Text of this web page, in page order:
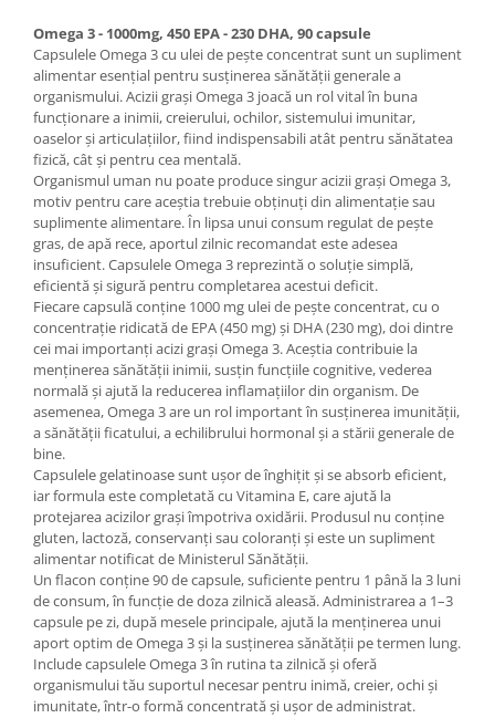
Omega 3 - 1000mg, 450 EPA - 230 DHA, 90 capsule
Capsulele Omega 3 cu ulei de pește concentrat sunt un supliment
alimentar esențial pentru susținerea sănătății generale a
organismului. Acizii grași Omega 3 joacă un rol vital în buna
funcționare a inimii, creierului, ochilor, sistemului imunitar,
oaselor și articulațiilor, fiind indispensabili atât pentru sănătatea
fizică, cât și pentru cea mentală.
Organismul uman nu poate produce singur acizii grași Omega 3,
motiv pentru care aceștia trebuie obținuți din alimentație sau
suplimente alimentare. În lipsa unui consum regulat de pește
gras, de apă rece, aportul zilnic recomandat este adesea
insuficient. Capsulele Omega 3 reprezintă o soluție simplă,
eficientă și sigură pentru completarea acestui deficit.
Fiecare capsulă conține 1000 mg ulei de pește concentrat, cu o
concentrație ridicată de EPA (450 mg) și DHA (230 mg), doi dintre
cei mai importanți acizi grași Omega 3. Aceștia contribuie la
menținerea sănătății inimii, susțin funcțiile cognitive, vederea
normală și ajută la reducerea inflamațiilor din organism. De
asemenea, Omega 3 are un rol important în susținerea imunității,
a sănătății ficatului, a echilibrului hormonal și a stării generale de
bine.
Capsulele gelatinoase sunt ușor de înghițit și se absorb eficient,
iar formula este completată cu Vitamina E, care ajută la
protejarea acizilor grași împotriva oxidării. Produsul nu conține
gluten, lactoză, conservanți sau coloranți și este un supliment
alimentar notificat de Ministerul Sănătății.
Un flacon conține 90 de capsule, suficiente pentru 1 până la 3 luni
de consum, în funcție de doza zilnică aleasă. Administrarea a 1–3
capsule pe zi, după mesele principale, ajută la menținerea unui
aport optim de Omega 3 și la susținerea sănătății pe termen lung.
Include capsulele Omega 3 în rutina ta zilnică și oferă
organismului tău suportul necesar pentru inimă, creier, ochi și
imunitate, într-o formă concentrată și ușor de administrat.